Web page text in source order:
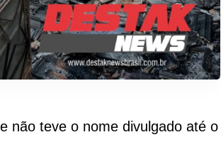
não teve o nome divulgado até o